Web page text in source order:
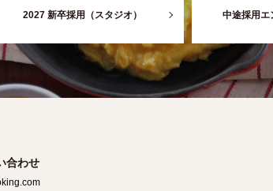
2027 新卒採用（スタジオ） 中途採用エ
合わせ